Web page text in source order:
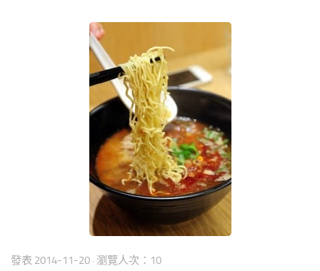
發表 2014-11-20 · 瀏覽人次：10